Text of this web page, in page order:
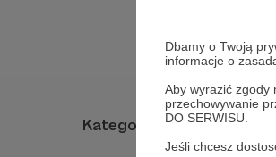
Dbamy o Twoją
informacje o
Aby wyrazić zgody
przechowywanie
DO SERWISU.
Jeśli chcesz
Kategorie